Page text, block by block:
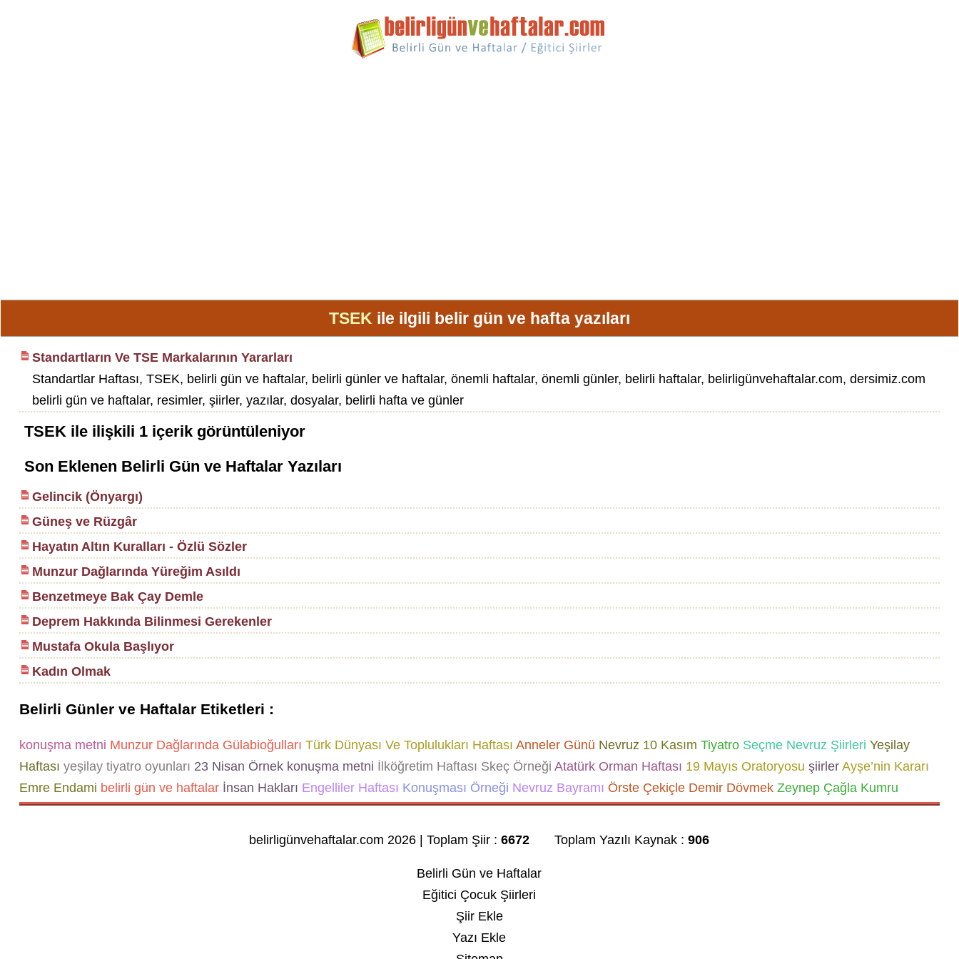
TSEK ile ilgili belir gün ve hafta yazıları
Standartların Ve TSE Markalarının Yararları
Standartlar Haftası, TSEK, belirli gün ve haftalar, belirli günler ve haftalar, önemli haftalar, önemli günler, belirli haftalar, belirligünvehaftalar.com, dersimiz.com
belirli gün ve haftalar, resimler, şiirler, yazılar, dosyalar, belirli hafta ve günler
TSEKile ilişkili 1içerik görüntüleniyor
Son Eklenen Belirli Gün ve Haftalar Yazıları
Gelincik (Önyargı)
Güneş ve Rüzgâr
Hayatın Altın Kuralları - Özlü Sözler
Munzur Dağlarında Yüreğim Asıldı
Benzetmeye Bak Çay Demle
Deprem Hakkında Bilinmesi Gerekenler
Mustafa Okula Başlıyor
Kadın Olmak
Belirli Günler ve Haftalar Etiketleri :
konuşma metni Munzur Dağlarında Gülabioğulları Türk Dünyası Ve Toplulukları Haftası Anneler Günü Nevruz10 Kasım TiyatroSeçme Nevruz Şiirleri Yeşilay
Haftası yeşilay tiyatro oyunları 23 Nisan Örnek konuşma metni İlköğretim Haftası Skeç Örneği AtatürkOrman Haftası 19 Mayıs Oratoryosu şiirlerAyşe’nin Kararı
Emre Endami belirli gün ve haftalarİnsan Hakları Engelliler Haftası Konuşması Örneği Nevruz Bayramı Örste Çekiçle Demir DövmekZeynep Çağla Kumru
belirligünvehaftalar.com 2026 | Toplam Şiir :6672 Toplam Yazılı Kaynak :906
Belirli Gün ve Haftalar
Eğitici Çocuk Şiirleri
Şiir Ekle
Yazı Ekle